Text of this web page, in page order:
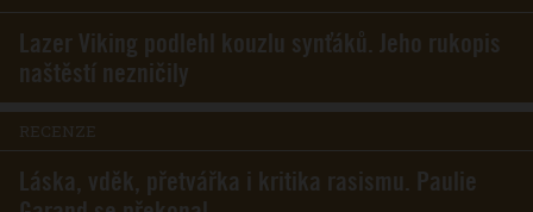
Lazer Viking podlehl kouzlu synťáků. Jeho rukopis
naštěstí nezničily
RECENZE
Láska, vděk, přetvářka i kritika rasismu. Paulie